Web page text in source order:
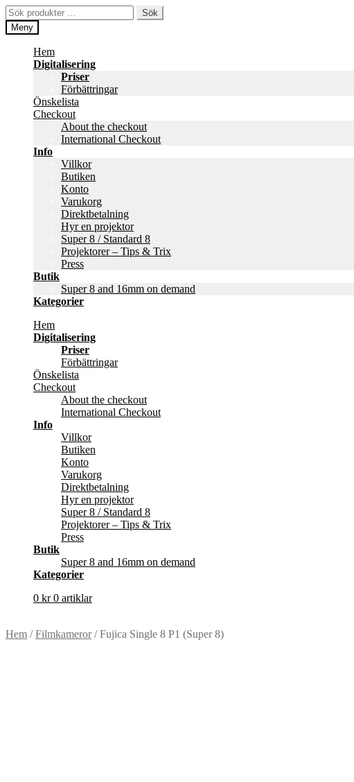
Hoppa
till
navigering
Hoppa
till
innehåll
Sök
efter:
Sök
Meny
Hem
Digitalisering
Priser
Förbättringar
Önskelista
Checkout
About the checkout
International Checkout
Info
Villkor
Butiken
Konto
Varukorg
Direktbetalning
Hyr en projektor
Super 8 / Standard 8
Projektorer – Tips & Trix
Press
Butik
Super 8 and 16mm on demand
Kategorier
Hem
Digitalisering
Priser
Förbättringar
Önskelista
Checkout
About the checkout
International Checkout
Info
Villkor
Butiken
Konto
Varukorg
Direktbetalning
Hyr en projektor
Super 8 / Standard 8
Projektorer – Tips & Trix
Press
Butik
Super 8 and 16mm on demand
Kategorier
0 kr 0 artiklar
Hem /Filmkameror/Fujica Single 8 P1 (Super 8)